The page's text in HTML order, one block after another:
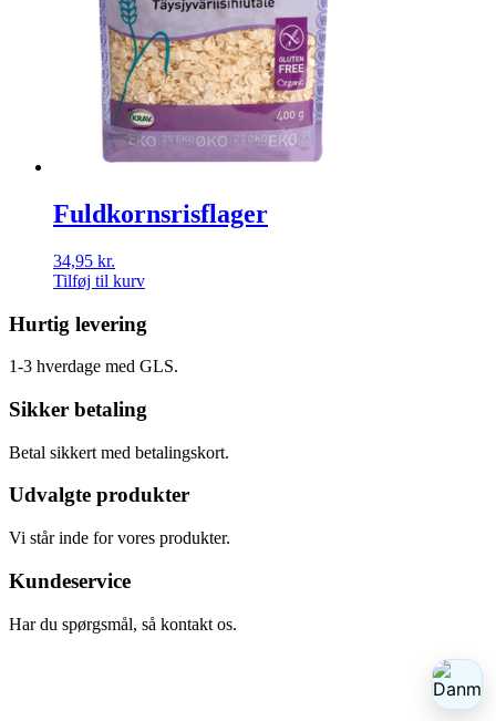
Fuldkornsrisflager
34,95 kr.
Tilføj til kurv
Hurtig levering
1-3 hverdage med GLS.
Sikker betaling
Betal sikkert med betalingskort.
Udvalgte produkter
Vi står inde for vores produkter.
Kundeservice
Har du spørgsmål, så kontakt os.